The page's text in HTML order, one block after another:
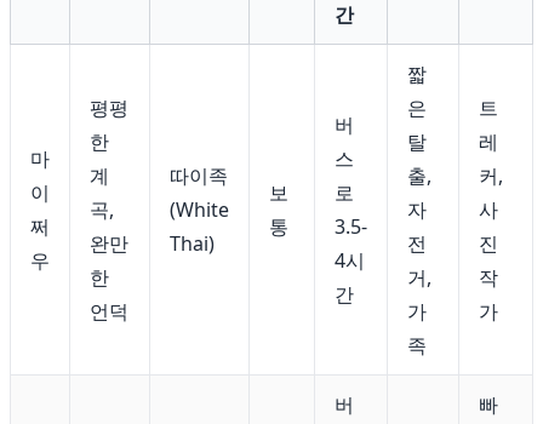
간
마
이
쩌
우
평평
한
계
곡,
완만
한
언덕
따이족
(White
Thai)
보
통
버
스
로
3.5-
4시
간
짧
은
탈
출,
자
전
거,
가
족
트
레
커,
사
진
작
가
버
빠